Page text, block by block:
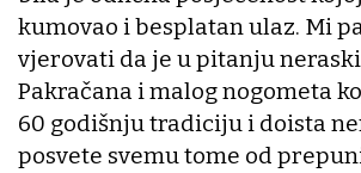
kumovao i besplatan ulaz. Mi
vjerovati da je u pitanju
Pakračana i malog nogometa
60 godišnju tradiciju i doista
posvete svemu tome od